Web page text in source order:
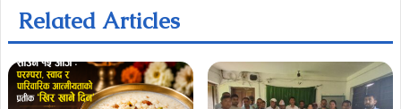
Related Articles